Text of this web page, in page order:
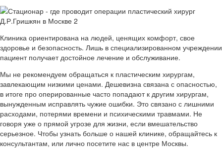
Клиника ориентирована на людей, ценящих комфорт, свое
здоровье и безопасность. Лишь в специализированном учреждении
пациент получает достойное лечение и обслуживание.
Мы не рекомендуем обращаться к пластическим хирургам,
завлекающим низкими ценами. Дешевизна связана с опасностью,
в итоге про оперированные часто попадают к другим хирургам,
вынужденным исправлять чужие ошибки. Это связано с лишними
расходами, потерями времени и психическими травмами. Не
говоря уже о прямой угрозе для жизни, если вмешательство
серьезное. Чтобы узнать больше о нашей клинике, обращайтесь к
консультантам, или лично посетите нас в центре Москвы.